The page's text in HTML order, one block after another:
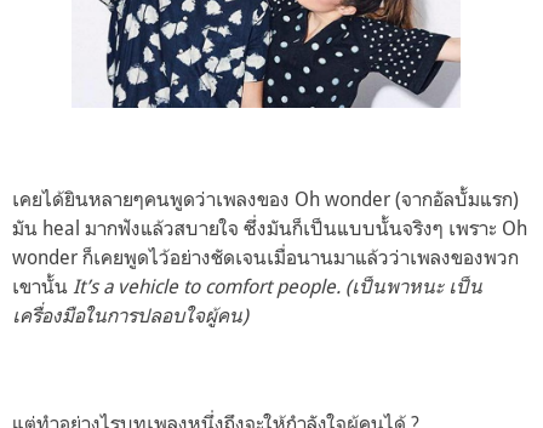
เคยได้ยินหลายๆคนพูดว่าเพลงของ Oh wonder (จากอัลบั้มแรก)
มัน heal มากฟังแล้วสบายใจ ซึ่งมันก็เป็นแบบนั้นจริงๆ เพราะ Oh
wonder ก็เคยพูดไว้อย่างชัดเจนเมื่อนานมาแล้วว่าเพลงของพวก
เขานั้น It’s a vehicle to comfort people. (เป็นพาหนะ เป็น
เครื่องมือในการปลอบใจผู้คน)